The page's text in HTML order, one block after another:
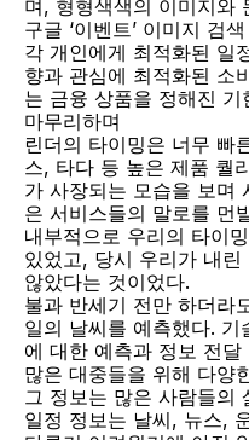
며, 형형색색의 이미지와
구글 ‘이벤트’ 이미지 검
각 개인에게 최적화된 일
향과 관심에 최적화된 소
는 금융 상품을 정해진
마무리하며
린더의 타이밍은 너무 빠
스, 타다 등 높은 제품 퀄
가 사장되는 모습을 보며
은 서비스들의 말로를 먼
내부적으로 우리의 타이
있었고, 당시 우리가 내
않았다는 것이었다.
불과 반세기 전만 하더라
일의 날씨를 예측했다.
에 대한 예측과 정보 전
많은 대중들을 위해 다양
그 정보는 많은 사람들의
일정 정보는 날씨, 뉴스,